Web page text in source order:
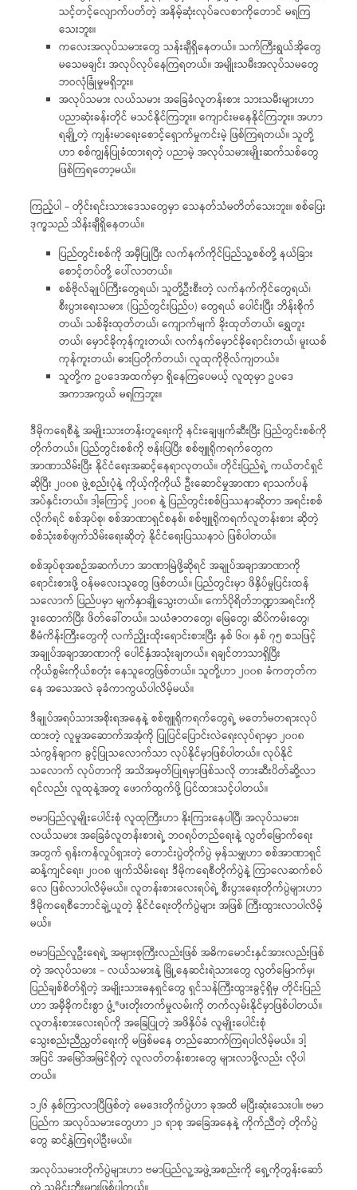
သင့်တင့်လျောက်ပတ်တဲ့ အနိမ့်ဆုံးလုပ်ခလစာကိုတောင် မရကြ
သေးဘူး။
ကလေးအလုပ်သမားတွေ သန်းချီရှိနေတယ်။ သက်ကြီးရွယ်အိုတွေ
မသေမချင်း အလုပ်လုပ်နေကြရတယ်။ အမျိုးသမီးအလုပ်သမတွေ
ဘဝလုံခြုံမှုမရှိဘူး။
အလုပ်သမား လယ်သမား အခြေခံလူတန်းစား သားသမီးများဟာ
ပညာဆုံးခန်းတိုင် မသင်နိုင်ကြဘူး။ ကျောင်းမနေနိုင်ကြဘူး။ အဟာ
ရချို့တဲ့ ကျန်းမာရေးစောင့်ရှောက်မှုကင်းမဲ့ ဖြစ်ကြရတယ်။ သူတို့
ဟာ စစ်ကျွန်ပြုခံထားရတဲ့ ပညာမဲ့ အလုပ်သမားမျိုးဆက်သစ်တွေ
ဖြစ်ကြရတော့မယ်။
ကြည့်ပါ – တိုင်းရင်းသားဒေသတွေမှာ သေနတ်သံမတိတ်သေးဘူး။ စစ်ပြေး
ဒုက္ခသည် သိန်းချီရှိနေတယ်။
ပြည်တွင်းစစ်ကို အမှီပြုပြီး လက်နက်ကိုင်ပြည်သူ့စစ်တို့ နယ်ခြား
စောင့်တပ်တို့ ပေါ်လာတယ်။
စစ်ဗိုလ်ချုပ်ကြီးတွေရယ်၊ သူတို့ဦးစီးတဲ့ လက်နက်ကိုင်တွေရယ်၊
စီးပွားရေးသမား (ပြည်တွင်းပြည်ပ) တွေရယ် ပေါင်းပြီး ဘိန်းစိုက်
တယ်၊ သစ်ခိုးထုတ်တယ်၊ ကျောက်မျက် ခိုးထုတ်တယ်၊ ရွှေတူး
တယ်၊ မှောင်ခိုကုန်ကူးတယ်၊ လက်နက်မှောင်ခိုရောင်းတယ်၊ မူးယစ်
ကုန်ကူးတယ်၊ ဓားပြတိုက်တယ်၊ လူထုကိုဗိုလ်ကျတယ်။
သူတို့က ဥပဒေအထက်မှာ ရှိနေကြပေမယ့် လူထုမှာ ဥပဒေ
အကာအကွယ် မရကြဘူး။
ဒီမိုကရေစီနဲ့ အမျိုးသားတန်းတူရေးကို နင်းချေဖျက်ဆီးပြီး ပြည်တွင်းစစ်ကို
တိုက်တယ်။ ပြည်တွင်းစစ်ကို ဗန်းပြပြီး စစ်ဗျူရိုကရက်တွေက
အာဏာသိမ်းပြီး နိုင်ငံရေးအဆင့်နေရာလုတယ်။ တိုင်းပြည်ရဲ့ ကယ်တင်ရှင်
ဆိုပြီး ၂၀၀၈ ဖွဲ့စည်းပုံနဲ့ ကိုယ့်ကိုကိုယ် ဦးဆောင်မှုအာဏာ ရာသက်ပန်
အပ်နှင်းတယ်။ ဒါ့ကြောင့် ၂၀၀၈ နဲ့ ပြည်တွင်းစစ်ပြဿနာဆိုတာ အရင်းစစ်
လိုက်ရင် စစ်အုပ်စု၊ စစ်အာဏာရှင်စနစ်၊ စစ်ဗျူရိုကရက်လူတန်းစား ဆိုတဲ့
စစ်သုံးစစ်ဖျက်သိမ်းရေးဆိုတဲ့ နိုင်ငံရေးပြဿနာပဲ ဖြစ်ပါတယ်။
စစ်အုပ်စုအစဉ်အဆက်ဟာ အာဏာမြဲဖို့ဆိုရင် အချုပ်အချာအာဏာကို
ရောင်းစားဖို့ ဝန်မလေးသူတွေ ဖြစ်တယ်။ ပြည်တွင်းမှာ ဖိနှိပ်မှုပြင်းထန်
သလောက် ပြည်ပမှာ မျက်နှာချိုသွေးတယ်။ ကော်ပိုရိတ်ဘဏ္ဍာအရင်းကို
ဒူးထောက်ပြီး ဖိတ်ခေါ်တယ်။ သယံဇာတတွေ၊ မြေတွေ၊ ဆိပ်ကမ်းတွေ၊
စီမံကိန်းကြီးတွေကို လက်ညှိုးထိုးရောင်းစားပြီး နှစ် ၆၀၊ နှစ် ၇၅ စသဖြင့်
အချုပ်အချာအာဏာကို ပေါင်နှံအသုံးချတယ်။ ရချင်တာသာရှိပြီး
ကိုယ်စွမ်းကိုယ်စတုံး နေသူတွေဖြစ်တယ်။ သူတို့ဟာ ၂၀၀၈ ခံကတုတ်က
နေ အသေအလဲ ခုခံကာကွယ်ပါလိမ့်မယ်။
ဒီချုပ်အရပ်သားအစိုးရအနေနဲ့ စစ်ဗျူရိုကရက်တွေရဲ့ မတော်မတရားလုပ်
ထားတဲ့ လူမှုအဆောက်အအုံကို ပြုပြင်ပြောင်းလဲရေးလုပ်ရာမှာ ၂၀၀၈
သံကွန်ချာက ခွင့်ပြုသလောက်သာ လုပ်နိုင်မှာဖြစ်ပါတယ်။ လုပ်နိုင်
သလောက် လုပ်တာကို အသိအမှတ်ပြုရမှာဖြစ်သလို တားဆီးပိတ်ဆို့လာ
ရင်လည်း လူထုနဲ့အတူ ဖောက်ထွက်ဖို့ ပြင်ထားသင့်ပါတယ်။
ဗမာပြည်လူမျိုးပေါင်းစုံ လူထုကြီးဟာ နိုးကြားနေပါပြီ၊ အလုပ်သမား၊
လယ်သမား အခြေခံလူတန်းစားရဲ့ ဘဝရပ်တည်ရေးနဲ့ လွတ်မြောက်ရေး
အတွက် ရုန်းကန်လှုပ်ရှားတဲ့ တောင်းပွဲတိုက်ပွဲ မှန်သမျှဟာ စစ်အာဏာရှင်
ဆန့်ကျင်ရေး၊ ၂၀၀၈ ဖျက်သိမ်းရေး ဒီမိုကရေစီတိုက်ပွဲနဲ့ ကြာလေဆက်စပ်
လေ ဖြစ်လာပါလိမ့်မယ်။ လူတန်းစားလေးရပ်ရဲ့ စီးပွားရေးတိုက်ပွဲများဟာ
ဒီမိုကရေစီဘောင်ချဲ့ယူတဲ့ နိုင်ငံရေးတိုက်ပွဲများ အဖြစ် ကြီးထွားလာပါလိမ့်
မယ်။
ဗမာပြည်လူဦးရေရဲ့ အများစုကြီးလည်းဖြစ် အဓိကမောင်းနှင်အားလည်းဖြစ်
တဲ့ အလုပ်သမား – လယ်သမားနဲ့ မြို့နေဆင်းရဲသားတွေ လွတ်မြောက်မှ၊
ပြည်ချစ်စိတ်ရှိတဲ့ အမျိုးသားဓနရှင်တွေ ရှင်သန်ကြီးထွားခွင့်ရှိမှ တိုင်းပြည်
ဟာ အမှီခိုကင်းစွာ ဖွံ့®ဖးတိုးတက်မှုလမ်းကို တက်လှမ်းနိုင်မှာဖြစ်ပါတယ်။
လူတန်းစားလေးရပ်ကို အခြေပြုတဲ့ အဖိနှိပ်ခံ လူမျိုးပေါင်းစုံ
သွေးစည်းညီညွတ်ရေးကို မဖြစ်မနေ တည်ဆောက်ကြရပါလိမ့်မယ်။ ဒါ့
အပြင် အမြော်အမြင်ရှိတဲ့ လူလတ်တန်းစားတွေ များလာဖို့လည်း လိုပါ
တယ်။
၁၂၆ နှစ်ကြာလာပြီဖြစ်တဲ့ မေဒေးတိုက်ပွဲဟာ ခုအထိ မပြီးဆုံးသေးပါ။ ဗမာ
ပြည်က အလုပ်သမားတွေဟာ ၂၁ ရာစု အခြေအနေနဲ့ ကိုက်ညီတဲ့ တိုက်ပွဲ
တွေ ဆင်နွှဲကြရပါဦးမယ်။
အလုပ်သမားတိုက်ပွဲများဟာ ဗမာပြည်လူ့အဖွဲ့အစည်းကို ရှေ့ကိုတွန်းဆော်